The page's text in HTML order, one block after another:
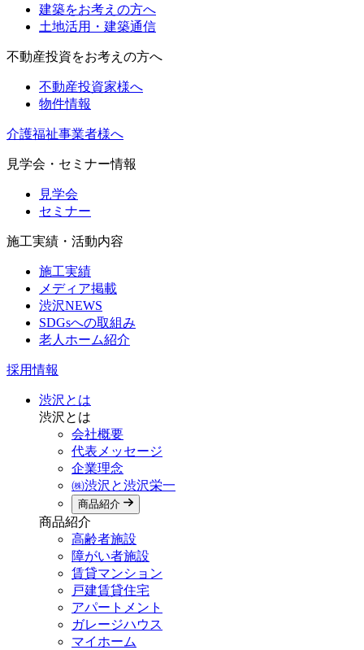
建築をお考えの方へ
土地活用・建築通信
不動産投資をお考えの方へ
不動産投資家様へ
物件情報
介護福祉事業者様へ
見学会・セミナー情報
見学会
セミナー
施工実績・活動内容
施工実績
メディア掲載
渋沢NEWS
SDGsへの取組み
老人ホーム紹介
採用情報
渋沢とは
渋沢とは
会社概要
代表メッセージ
企業理念
㈱渋沢と渋沢栄一
商品紹介
商品紹介
高齢者施設
障がい者施設
賃貸マンション
戸建賃貸住宅
アパートメント
ガレージハウス
マイホーム